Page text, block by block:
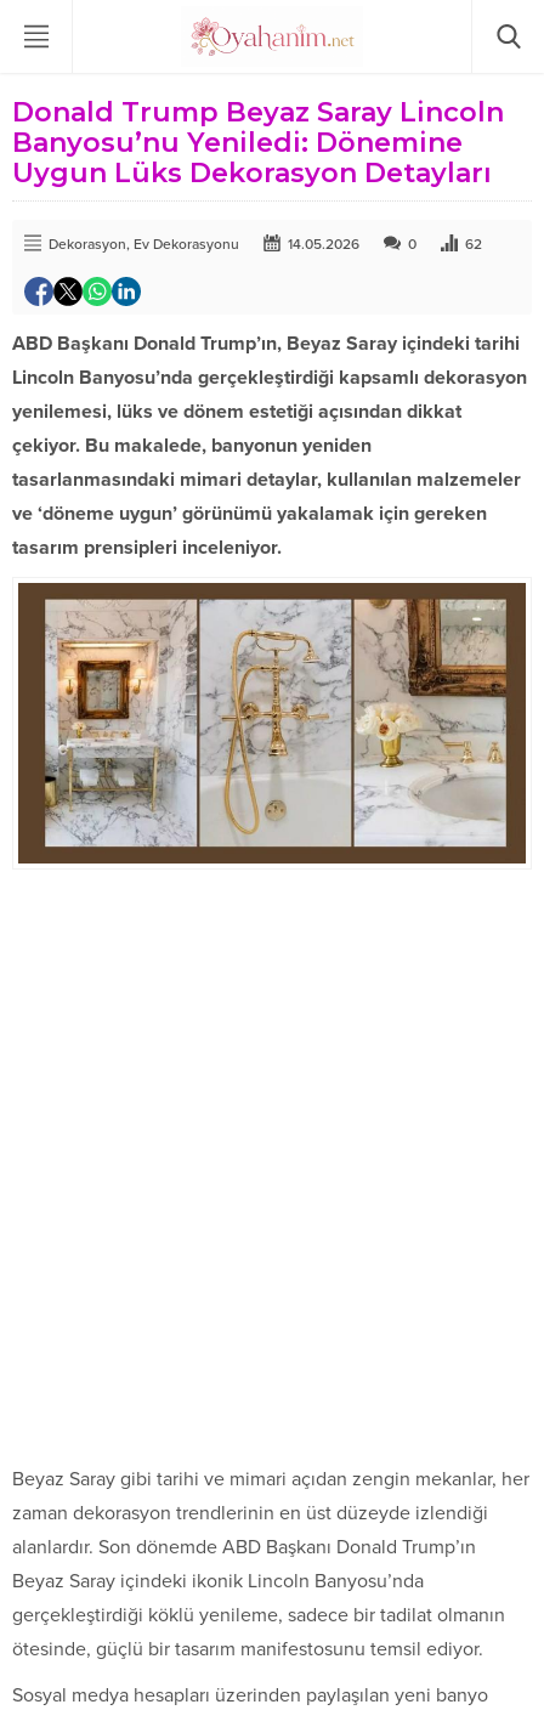
Donald Trump Beyaz Saray Lincoln
Banyosu’nu Yeniledi: Dönemine
Uygun Lüks Dekorasyon Detayları
Dekorasyon, Ev Dekorasyonu 14.05.2026 0 62
ABD Başkanı Donald Trump’ın, Beyaz Saray içindeki tarihi
Lincoln Banyosu’nda gerçekleştirdiği kapsamlı dekorasyon
yenilemesi, lüks ve dönem estetiği açısından dikkat
çekiyor. Bu makalede, banyonun yeniden
tasarlanmasındaki mimari detaylar, kullanılan malzemeler
ve ‘döneme uygun’ görünümü yakalamak için gereken
tasarım prensipleri inceleniyor.
Beyaz Saray gibi tarihi ve mimari açıdan zengin mekanlar, her
zaman dekorasyon trendlerinin en üst düzeyde izlendiği
alanlardır. Son dönemde ABD Başkanı Donald Trump’ın
Beyaz Saray içindeki ikonik Lincoln Banyosu’nda
gerçekleştirdiği köklü yenileme, sadece bir tadilat olmanın
ötesinde, güçlü bir tasarım manifestosunu temsil ediyor.
Sosyal medya hesapları üzerinden paylaşılan yeni banyo